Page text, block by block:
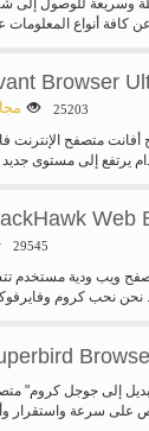
وسريعة للوصول إلى
كافة أنواع المعلومات
Browser
25203
متصفح الإنترنت
يرتفع إلى مستوى
Web
29545
ويب ودية مستخدم
نحن نحب كروم
إلى جوجل كروم"
على سرعة واستقرار